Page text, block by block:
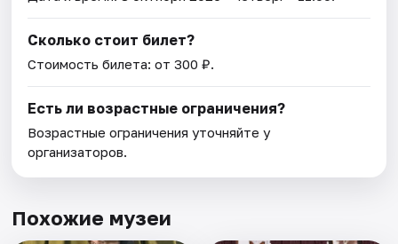
Сколько стоит билет?
Стоимость билета: от 300 ₽.
Есть ли возрастные ограничения?
Возрастные ограничения уточняйте у
организаторов.
Похожие музеи